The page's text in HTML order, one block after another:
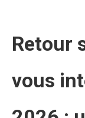
Retour
vous